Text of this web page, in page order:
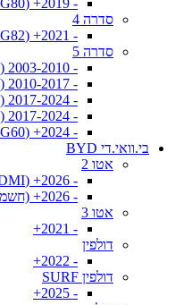
- 2019+ (M3 G80)
סדרה 4
- 2021+ (M4 G82)
סדרה 5
- 2003-2010 (E60)
- 2010-2017 (F10)
- 2017-2024 (G30)
- 2017-2024 (M5 F90)
- 2024+ (G60)
בי.וואי.די BYD
אטו 2
- 2026+ (DMI)
- 2026+ (חשמלית)
אטו 3
- 2021+
דולפין
- 2022+
דולפין SURF
- 2025+